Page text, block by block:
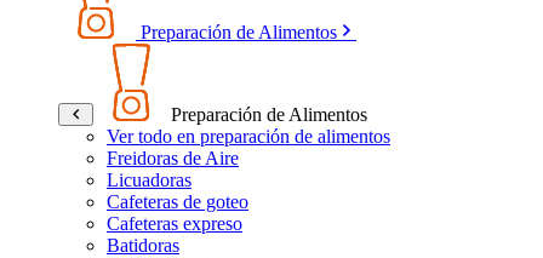
Preparación de Alimentos
Preparación de Alimentos
Ver todo en preparación de alimentos
Freidoras de Aire
Licuadoras
Cafeteras de goteo
Cafeteras expreso
Batidoras